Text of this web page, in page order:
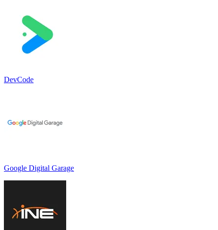
DevCode
Google Digital Garage